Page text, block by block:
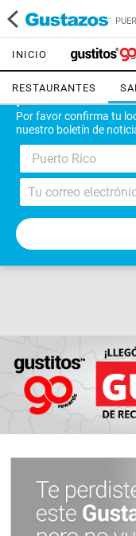
Por favor confirma tu
nuestro boletín de
Puerto Rico
INICIO
RESTAURANTES